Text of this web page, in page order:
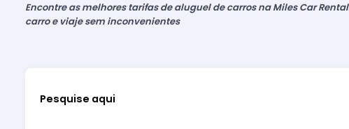
Encontre as melhores tarifas de aluguel de carros na Miles Car
carro e viaje sem inconvenientes
Pesquise aqui